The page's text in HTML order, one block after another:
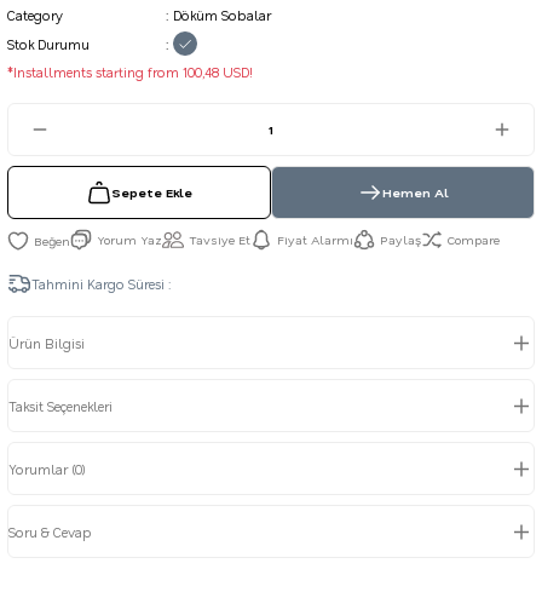
Category
Döküm Sobalar
Stok Durumu
*Installments starting from 100,48 USD!
Sepete Ekle Hemen Al
Yorum Yaz Tavsiye Et Fiyat Alarmı Paylaş Compare
Tahmini Kargo Süresi :
Ürün Bilgisi
Taksit Seçenekleri
Yorumlar (0)
Soru & Cevap